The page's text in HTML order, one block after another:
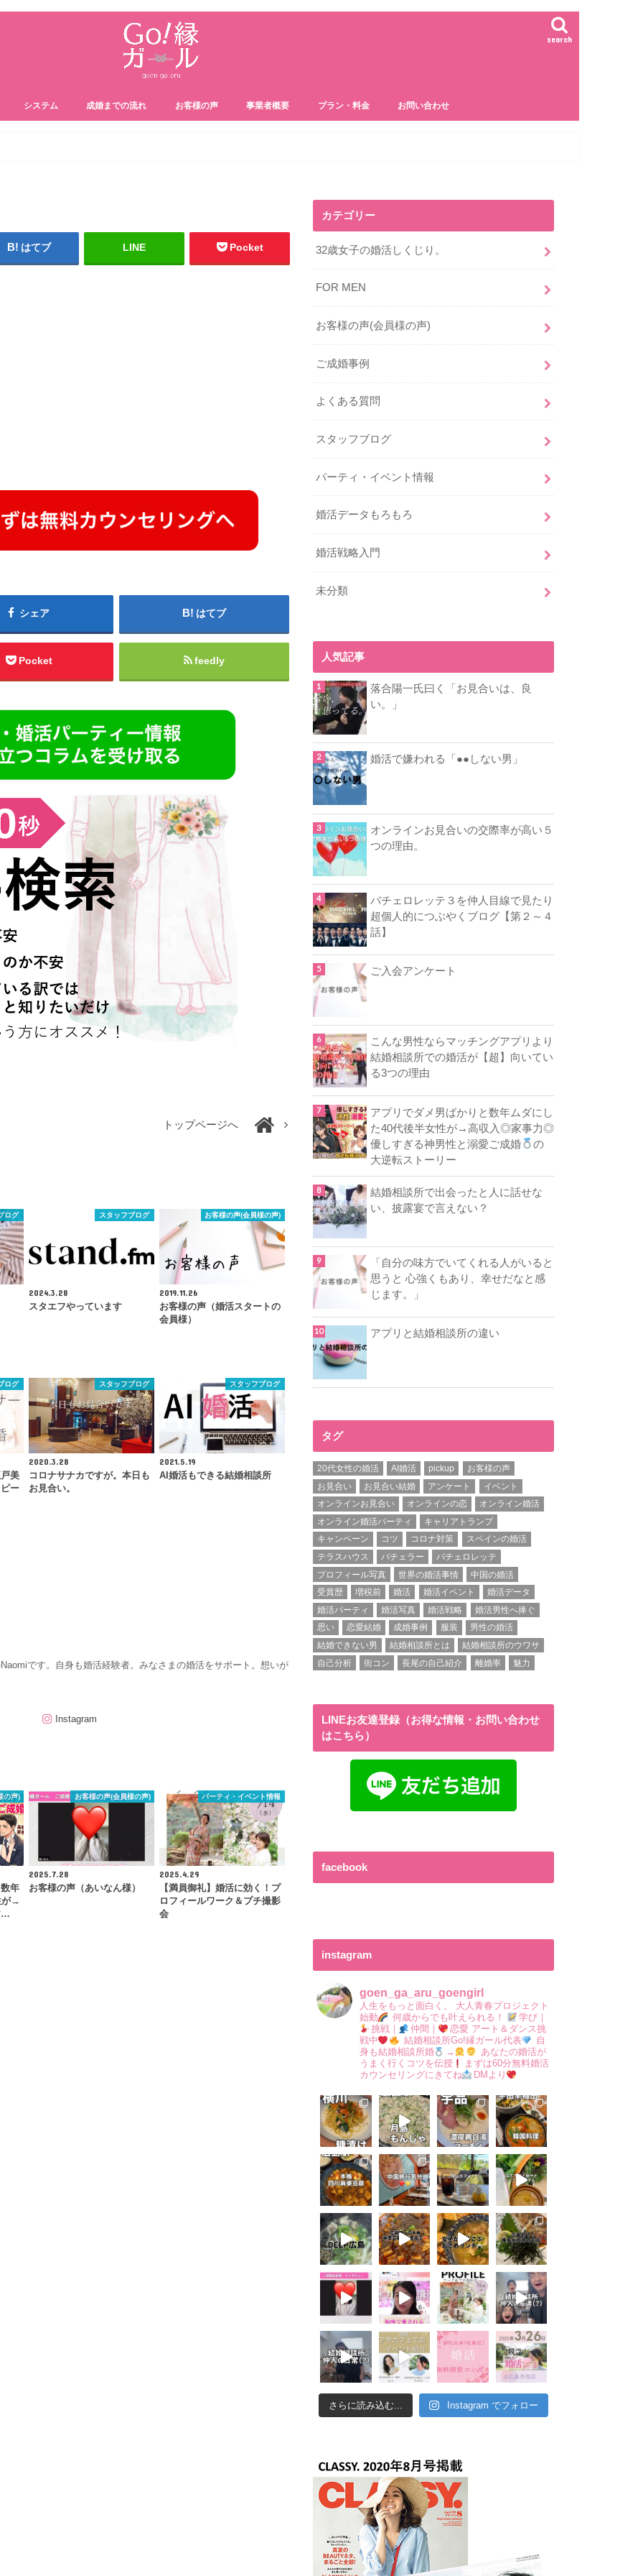
search
システム 成婚までの流れ お客様の声 事業者概要 プラン・料金 お問い合わせ
はてブ LINE Pocket
シェア はてブ
Pocket feedly
トップページへ
ログ スタッフブログ
2024.3.28
スタエフやっています
お客様の声(会員様の声)
2019.11.26
お客様の声（婚活スタートの
会員様）
ログ
美
ー
スタッフブログ
2020.3.28
コロナサナカですが。本日も
お見合い。
スタッフブログ
2021.5.19
AI婚活もできる結婚相談所
です。自身も婚活経験者。みなさまの婚活をサポート。想いが
Instagram
の声)
年
が→
…
お客様の声(会員様の声)
2025.7.28
お客様の声（あいなん様）
パーティ・イベント情報
2025.4.29
【満員御礼】婚活に効く！プ
ロフィールワーク＆プチ撮影
会
カテゴリー
32歳女子の婚活しくじり。
FOR MEN
お客様の声(会員様の声)
ご成婚事例
よくある質問
スタッフブログ
パーティ・イベント情報
婚活データもろもろ
婚活戦略入門
未分類
人気記事
落合陽一氏曰く「お見合いは、良
い。」
婚活で嫌われる「●●しない男」
オンラインお見合いの交際率が高い５
つの理由。
バチェロレッテ３を仲人目線で見たり
超個人的につぶやくブログ【第２～４
話】
ご入会アンケート
こんな男性ならマッチングアプリより
結婚相談所での婚活が【超】向いてい
る3つの理由
アプリでダメ男ばかりと数年ムダにし
た40代後半女性が→高収入◎家事力◎
優しすぎる神男性と溺愛ご成婚
の
大逆転ストーリー
結婚相談所で出会ったと人に話せな
い、披露宴で言えない？
「自分の味方でいてくれる人がいると
思うと 心強くもあり、幸せだなと感
じます。」
アプリと結婚相談所の違い
タグ
20代女性の婚活 AI婚活 pickup
お客様の声
お見合い
お見合い結婚 アンケート
イベント
オンラインお見合い
オンラインの恋
オンライン婚活
オンライン婚活パーティ
キャリアトランプ
キャンペーン
コツ コロナ対策
スペインの婚活
テラスハウス
バチェラー
バチェロレッテ
プロフィール写真
世界の婚活事情
中国の婚活
受賞歴
増税前 婚活 婚活イベント
婚活データ
婚活パーティ
婚活写真 婚活戦略
婚活男性へ捧ぐ
思い
恋愛結婚 成婚事例 服装
男性の婚活
結婚できない男
結婚相談所とは
結婚相談所のウワサ
自己分析
街コン 長尾の自己紹介 離婚率 魅力
LINEお友達登録（お得な情報・お問い合わせ
はこちら）
facebook
instagram
goen_ga_aru_goengirl
人生をもっと面白く。
大人青春プロジェクト
始動
何歳からでも叶えられる！
学び｜
挑戦｜
仲間｜ 恋愛 アート＆ダンス挑
戦中
結婚相談所Go!縁ガール代表
自
身も結婚相談所婚
→
あなたの婚活が
うまく行くコツを伝授
まずは60分無料婚活
カウンセリングにきてね
DMより
さらに読み込む... Instagram でフォロー